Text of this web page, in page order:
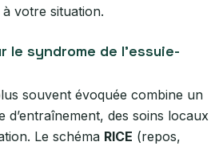
votre situation.
le syndrome de l’essuie-
souvent évoquée combine un
d’entraînement, des soins locaux
Le schéma RICE (repos,